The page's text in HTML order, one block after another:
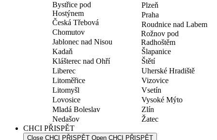
Bystřice pod
Hostýnem
Česká Třebová
Chomutov
Jablonec nad Nisou
Kadaň
Klášterec nad Ohří
Liberec
Litoměřice
Litomyšl
Lovosice
Mladá Boleslav
Nedašov
Plzeň
Praha
Roudnice nad Labem
Rožnov pod
Radhoštěm
Šlapanice
Štětí
Uherské Hradiště
Vizovice
Vsetín
Vysoké Mýto
Zlín
Žatec
CHCI PŘISPĚT
Close CHCI PŘISPĚT Open CHCI PŘISPĚT